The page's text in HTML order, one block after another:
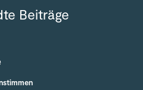
Beiträge